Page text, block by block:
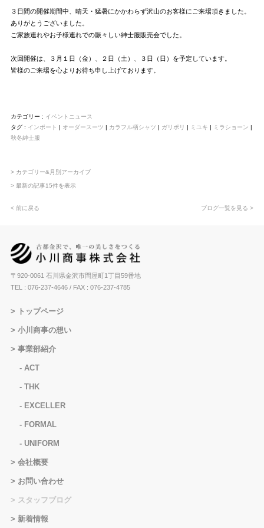
３日間の開催期間中、晴天・猛暑にかかわらず沢山のお客様にご来場頂きました。
ありがとうございました。
ご家族連れやお子様連れでの賑々しい紳士服販売会でした。
次回開催は、３月１日（金）、２日（土）、３日（日）を予定しています。
皆様のご来場を心よりお待ち申し上げております。
カテゴリー : イベントニュース
タグ : インポート | オーダースーツ | カラフル柄シャツ | ガリポリ | ミユキ | ミラショーン |
秋冬紳士服
> カテゴリー&月別アーカイブ
> 最新の記事15件を表示
< 前に戻る ブログ一覧を見る >
〒920-0061 石川県金沢市問屋町1丁目59番地
TEL : 076-237-4646/ FAX : 076-237-4785
トップページ
小川商事の想い
事業部紹介
ACT
THK
EXCELLER
FORMAL
UNIFORM
会社概要
お問い合わせ
スタッフブログ
新着情報